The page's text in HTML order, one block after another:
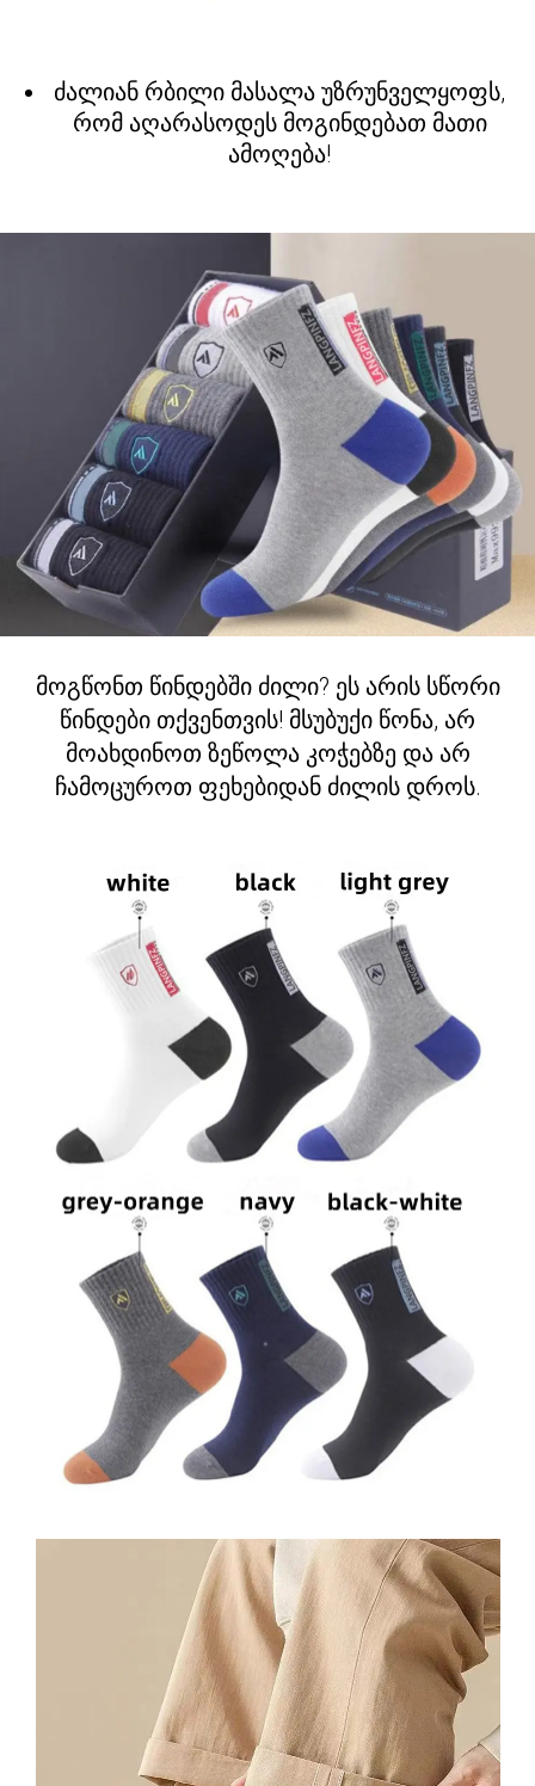
ძალიან რბილი მასალა უზრუნველყოფს,
რომ აღარასოდეს მოგინდებათ მათი
ამოღება!
მოგწონთ წინდებში ძილი? ეს არის სწორი
წინდები თქვენთვის! მსუბუქი წონა, არ
მოახდინოთ ზეწოლა კოჭებზე და არ
ჩამოცუროთ ფეხებიდან ძილის დროს.